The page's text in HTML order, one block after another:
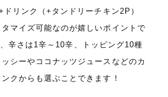
リンク（+タンドリーチキン2P）
マイズ可能なのが嬉しいポイントで
辛さは1辛～10辛、トッピング10種
シーやココナッツジュースなどのカ
クからも選ぶことできます！